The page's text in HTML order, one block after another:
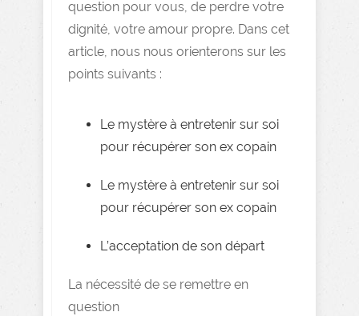
question pour vous, de perdre votre
dignité, votre amour propre. Dans cet
article, nous nous orienterons sur les
points suivants :
Le mystère à entretenir sur soi
pour récupérer son ex copain
Le mystère à entretenir sur soi
pour récupérer son ex copain
L’acceptation de son départ
La nécessité de se remettre en
question